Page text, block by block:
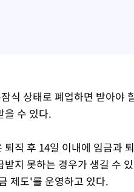
식 상태로 폐업하면 받아야
을 수 있다.
퇴직 후 14일 이내에 임금과
받지 못하는 경우가 생길 수
제도'를 운영하고 있다.